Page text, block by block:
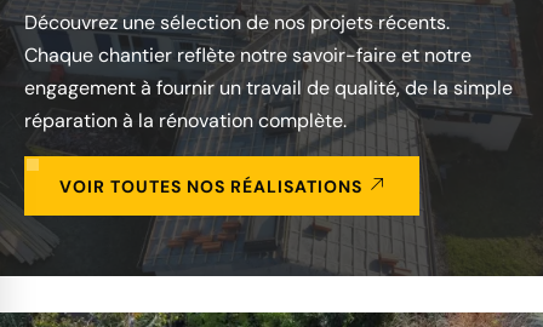
Découvrez une sélection de nos projets récents.
Chaque chantier reflète notre savoir-faire et notre
engagement à fournir un travail de qualité, de la simple
réparation à la rénovation complète.
VOIR TOUTES NOS RÉALISATIONS